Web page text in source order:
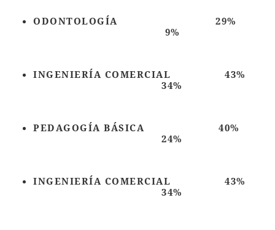
ODONTOLOGÍA 29%
9%
INGENIERÍA COMERCIAL 43%
34%
PEDAGOGÍA BÁSICA 40%
24%
INGENIERÍA COMERCIAL 43%
34%